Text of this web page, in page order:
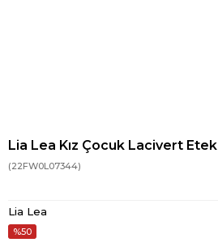
Lia Lea Kız Çocuk Lacivert Etek
(22FW0L07344)
Lia Lea
50